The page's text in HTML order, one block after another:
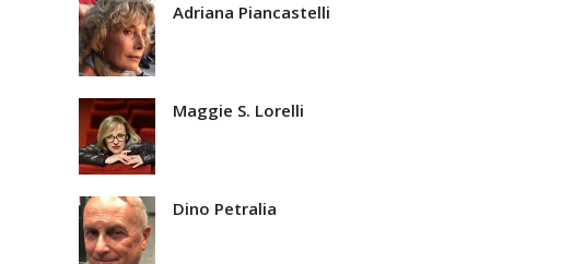
Adriana Piancastelli
Maggie S. Lorelli
Dino Petralia